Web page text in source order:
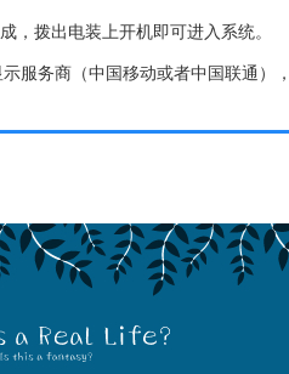
，拨出电装上开机即可进入系统。
服务商（中国移动或者中国联通）